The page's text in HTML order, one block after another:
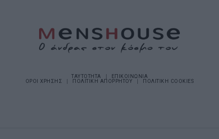
ΤΑΥΤΟΤΗΤΑ
ΕΠΙΚΟΙΝΩΝΙΑ
ΟΡΟΙ ΧΡΗΣΗΣ
ΠΟΛΙΤΙΚΗ ΑΠΟΡΡΗΤΟΥ ΠΟΛΙΤΙΚΗ COOKIES